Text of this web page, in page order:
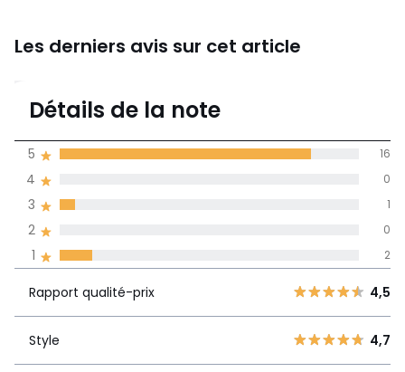
Les derniers avis sur cet article
4,5
de moyenne
obtenue sur
3
4,5
4,7
Détails de la note
1 2
2 0
3 1
4 0
5 16
Rapport qualité-prix 4,5
Style 4,7